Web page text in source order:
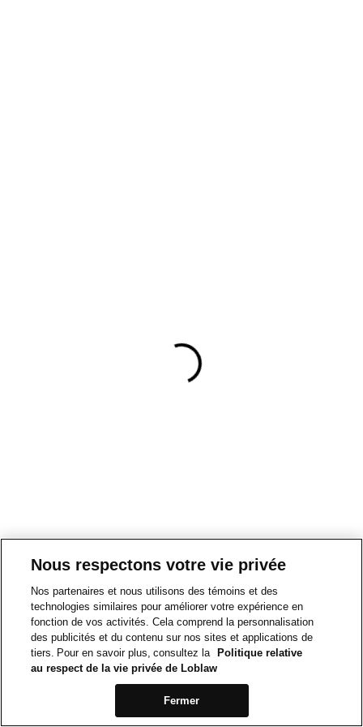
Nous respectons votre vie privée
Nos partenaires et nous utilisons des témoins et des
technologies similaires pour améliorer votre expérience en
fonction de vos activités. Cela comprend la personnalisation
des publicités et du contenu sur nos sites et applications de
tiers. Pour en savoir plus, consultez la
Politique relative
au respect de la vie privée de Loblaw
Fermer